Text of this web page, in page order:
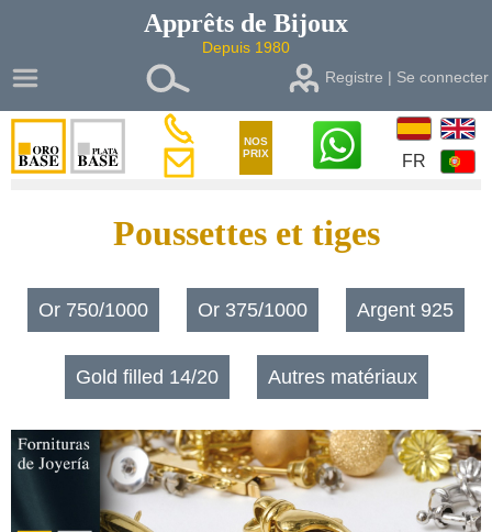
Apprêts de Bijoux
Depuis 1980
Registre | Se connecter
NOS
PRIX
FR
Poussettes et tiges
Or 750/1000 Or 375/1000 Argent 925
Gold filled 14/20 Autres matériaux